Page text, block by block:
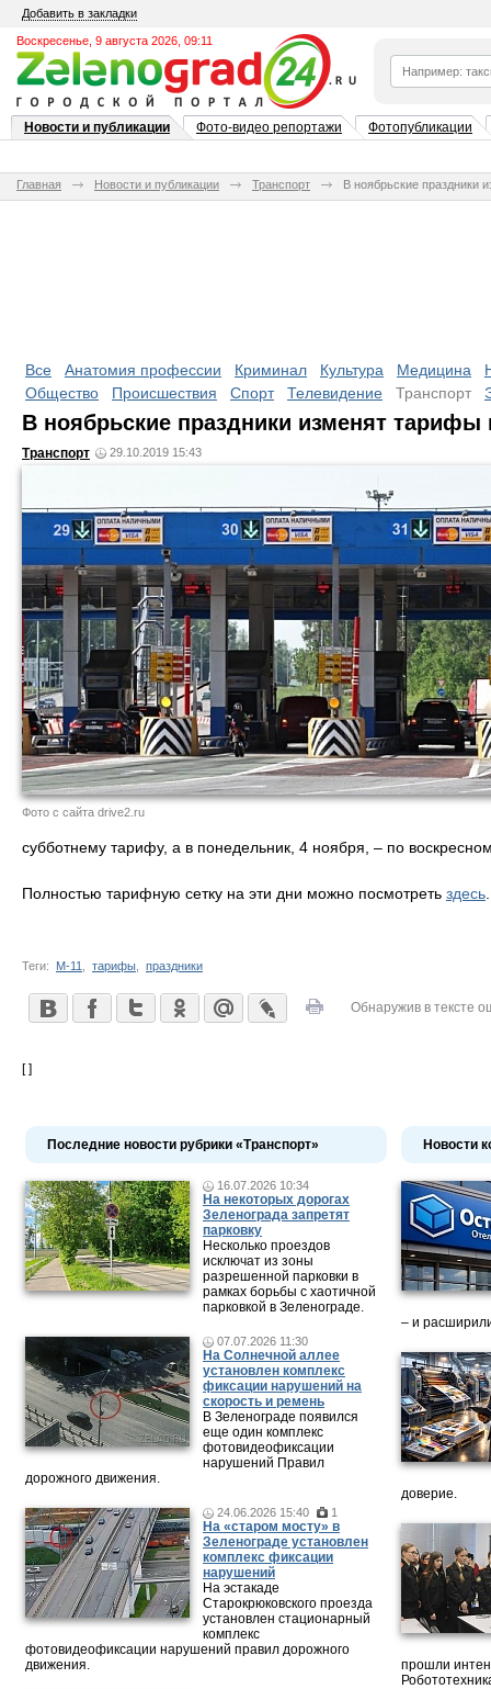
Добавить в закладки
Воскресенье, 9 августа 2026, 09:11
Новости и публикации Фото-видео репортажи Фотопубликации
Главная Новости и публикации Транспорт В ноябрьские праздники
Все Анатомия профессии Криминал Культура Медицина
Общество
Происшествия Спорт Телевидение Транспорт
В ноябрьские праздники изменят тарифы
Транспорт 29.10.2019 15:43
Фото с сайта drive2.ru
субботнему тарифу, а в понедельник, 4 ноября, – по
Полностью тарифную сетку на эти дни можно посмотреть здесь
Теги: М-11 тарифы праздники
Обнаружив в тексте
[ ]
Последние новости рубрики «Транспорт»
16.07.2026 10:34
На некоторых дорогах
Зеленограда запретят
парковку
Несколько проездов
исключат из зоны
разрешенной парковки в
рамках борьбы с хаотичной
парковкой в Зеленограде.
07.07.2026 11:30
На Солнечной аллее
установлен комплекс
фиксации нарушений на
скорость и ремень
В Зеленограде появился
еще один комплекс
фотовидеофиксации
нарушений Правил
дорожного движения.
24.06.2026 15:40 1
На «старом мосту» в
Зеленограде установлен
комплекс фиксации
нарушений
На эстакаде
Старокрюковского проезда
установлен стационарный
комплекс
фотовидеофиксации нарушений правил дорожного
движения.
Новости
– и
доверие.
прошли